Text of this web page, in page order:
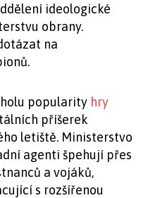
ideologické
obrany.
na
popularity hry
příšerek
letiště. Ministerstvo
agenti špehují přes
a vojáků,
s rozšířenou